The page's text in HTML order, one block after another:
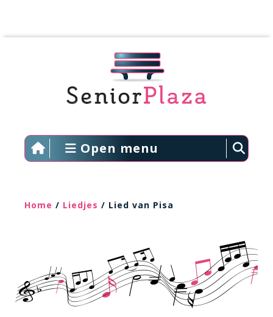
Open menu
Home / Liedjes / Lied van Pisa